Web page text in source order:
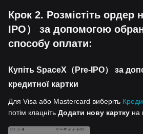
Крок 2. Розмістіть ордер
IPO） за допомогою
способу оплати:
Купіть SpaceX（Pre-IPO） за
кредитної картки
Для Visa або Mastercard виберіть
потім клацніть Додати нову картку на